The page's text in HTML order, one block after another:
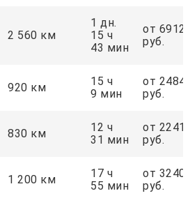
2 560 км
1 дн.
15 ч
43 мин
от
руб.
920 км
15 ч
9 мин
от
руб.
830 км
12 ч
31 мин
от
руб.
1 200 км
17 ч
55 мин
от
руб.